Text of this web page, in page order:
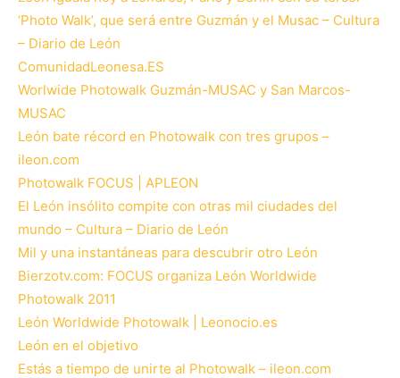
‘Photo Walk’, que será entre Guzmán y el Musac – Cultura
– Diario de León
ComunidadLeonesa.ES
Worlwide Photowalk Guzmán-MUSAC y San Marcos-
MUSAC
León bate récord en Photowalk con tres grupos –
ileon.com
Photowalk FOCUS | APLEON
El León insólito compite con otras mil ciudades del
mundo – Cultura – Diario de León
Mil y una instantáneas para descubrir otro León
Bierzotv.com: FOCUS organiza León Worldwide
Photowalk 2011
León Worldwide Photowalk | Leonocio.es
León en el objetivo
Estás a tiempo de unirte al Photowalk – ileon.com